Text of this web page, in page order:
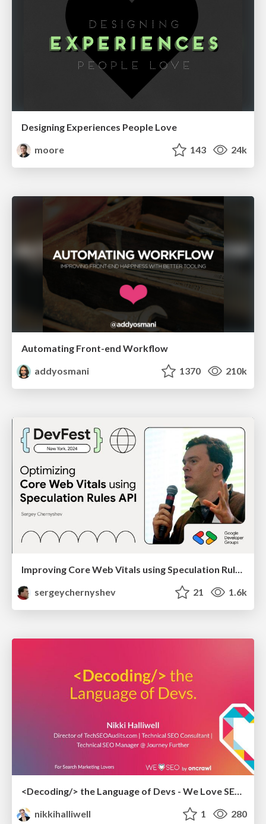
Designing Experiences People Love
moore
143 24k
Automating Front-end Workflow
addyosmani
1370 210k
Improving Core Web Vitals using Speculation Rules API
sergeychernyshev
21 1.6k
<Decoding/> the Language of Devs - We Love SEO 2024
nikkihalliwell
1 280